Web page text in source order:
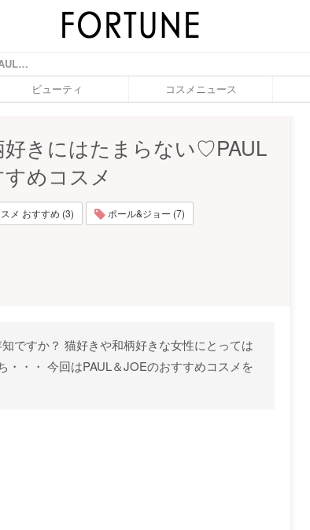
猫好き＆和柄好きにはたまらない♡PAUL＆JOEのおすすめコスメ - ふぉーちゅん(FORTUNE)
ビューティ コスメニュース
好きにはたまらない♡PAUL
めコスメ
メ おすすめ (3) ポール&ジョー (7)
ですか？ 猫好きや和柄好きな女性にとっては
・・ 今回はPAUL＆JOEのおすすめコスメを